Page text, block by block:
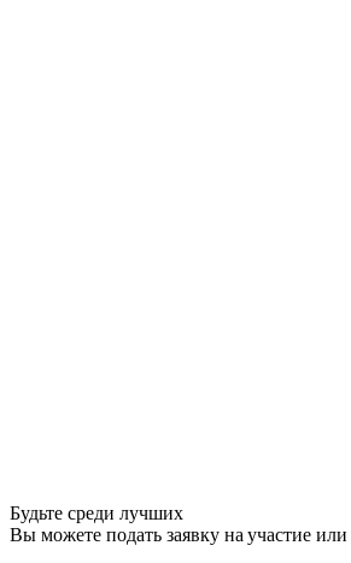
Будьте среди лучших
Вы можете подать заявку на участие